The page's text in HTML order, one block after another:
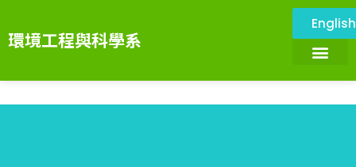
環境工程與科學系
English